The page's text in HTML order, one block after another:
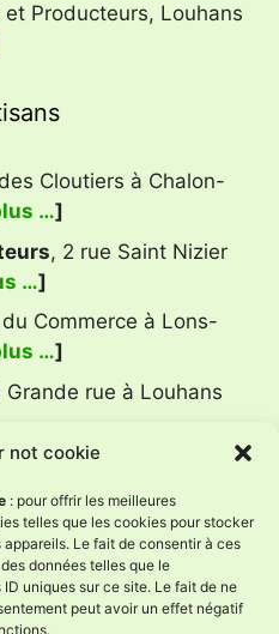
not cookie
: pour offrir les meilleures
telles que les cookies pour stocker
Le fait de consentir à ces
données telles que le
uniques sur ce site. Le fait de ne
peut avoir un effet négatif
Producteurs, Louhans
Cloutiers à Chalon-
…]
, 2 rue Saint Nizier
…]
Commerce à Lons-
…]
Grande rue à Louhans